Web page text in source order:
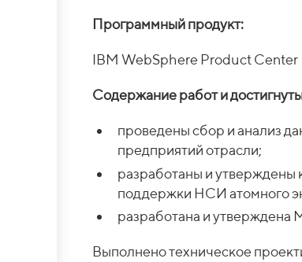
Программный продукт:
IBM WebSphere Product Center
Содержание работ и
проведены сбор и анализ
предприятий отрасли;
разработаны и утверждены
поддержки НСИ атомного
разработана и утверждена
Выполнено техническое